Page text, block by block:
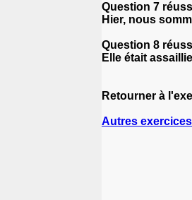
Question 7
Hier, nous
Question 8
Elle était
Retourner à
Autres